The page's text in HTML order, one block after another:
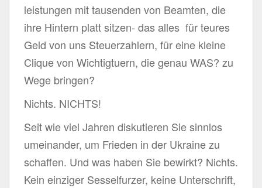
leistungen mit tausenden von Beamten, die
ihre Hintern platt sitzen- das alles für teures
Geld von uns Steuerzahlern, für eine kleine
Clique von Wichtigtuern, die genau WAS? zu
Wege bringen?
Nichts. NICHTS!
Seit wie viel Jahren diskutieren Sie sinnlos
umeinander, um Frieden in der Ukraine zu
schaffen. Und was haben Sie bewirkt? Nichts.
Kein einziger Sesselfurzer, keine Unterschrift,